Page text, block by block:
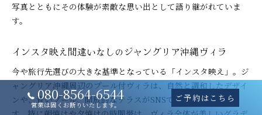
写真とともにその体験が素敵な思い出として語り継がれていま
す。
インスタ映え間違いなしのジャングリア沖縄ヴィラ
今や旅行先選びの大きな基準となっている「インスタ映え」。ジ
ャングリア沖縄周辺のプール付ヴィラは、自然と調和したデザイ
ンや、青いプール、開放的なテラスがSNSで注目を集めていま
080-8564-6544
営業は固くお断りいたします。
ご予約はこちら